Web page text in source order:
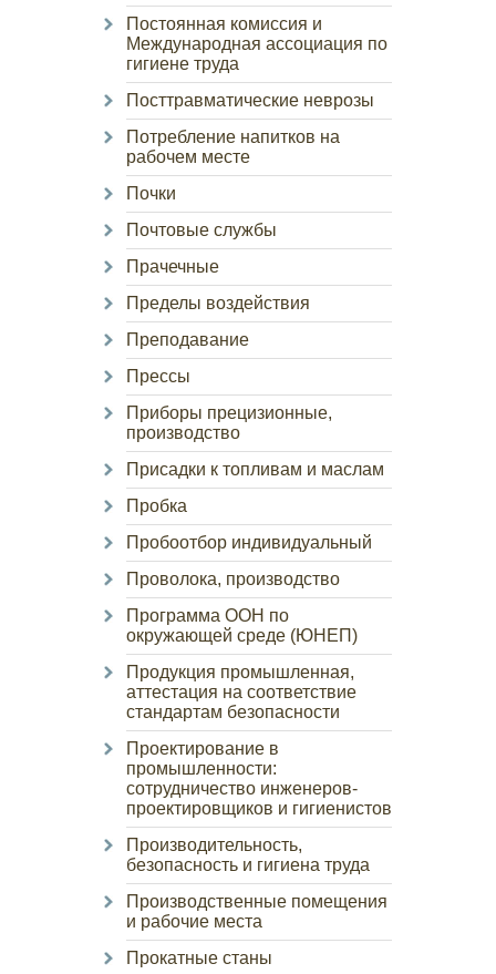
Постоянная комиссия и
Международная ассоциация по
гигиене труда
Посттравматические неврозы
Потребление напитков на
рабочем месте
Почки
Почтовые службы
Прачечные
Пределы воздействия
Преподавание
Прессы
Приборы прецизионные,
производство
Присадки к топливам и маслам
Пробка
Пробоотбор индивидуальный
Проволока, производство
Программа ООН по
окружающей среде (ЮНЕП)
Продукция промышленная,
аттестация на соответствие
стандартам безопасности
Проектирование в
промышленности:
сотрудничество инженеров-
проектировщиков и гигиенистов
Производительность,
безопасность и гигиена труда
Производственные помещения
и рабочие места
Прокатные станы